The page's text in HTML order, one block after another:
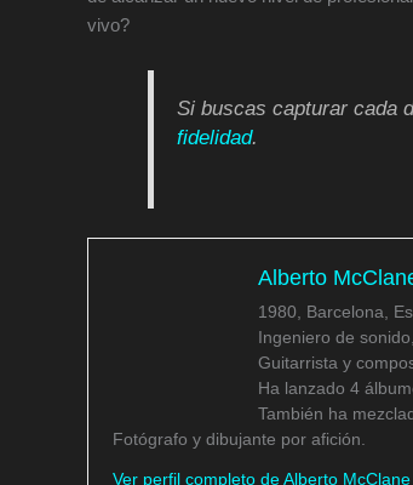
vivo?
Si buscas capturar cada
fidelidad.
Alberto
1980, Barcelona,
Ingeniero de
Guitarrista y
Ha lanzado 4
También ha
Fotógrafo y dibujante por afición.
Ver perfil completo de Alberto